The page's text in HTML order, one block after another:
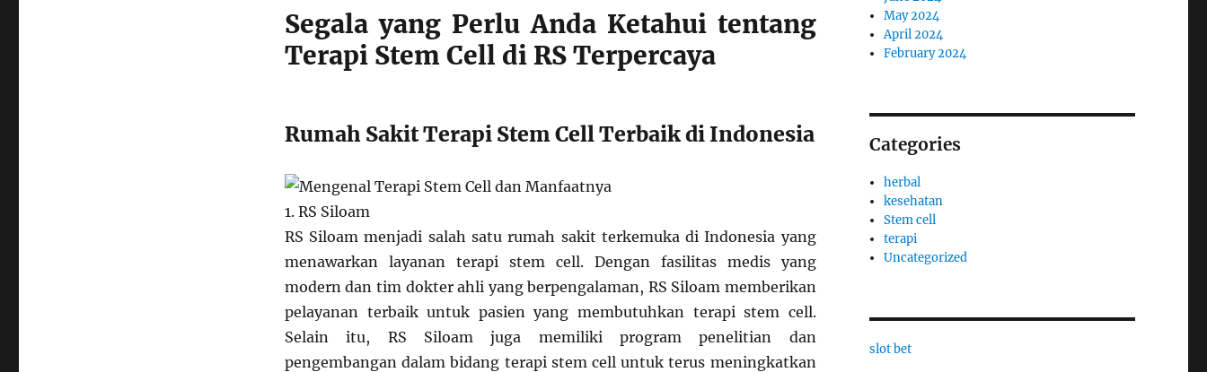
Segala yang Perlu Anda Ketahui tentang
Terapi Stem Cell di RS Terpercaya
Rumah Sakit Terapi Stem Cell Terbaik di Indonesia
1. RS Siloam
RS Siloam menjadi salah satu rumah sakit terkemuka di Indonesia yang
menawarkan layanan terapi stem cell. Dengan fasilitas medis yang
modern dan tim dokter ahli yang berpengalaman, RS Siloam memberikan
pelayanan terbaik untuk pasien yang membutuhkan terapi stem cell.
Selain itu, RS Siloam juga memiliki program penelitian dan
pengembangan dalam bidang terapi stem cell untuk terus meningkatkan
May 2024
April 2024
February 2024
Categories
herbal
kesehatan
Stem cell
terapi
Uncategorized
slot bet